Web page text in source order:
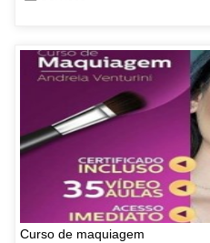
Curso de maquiagem